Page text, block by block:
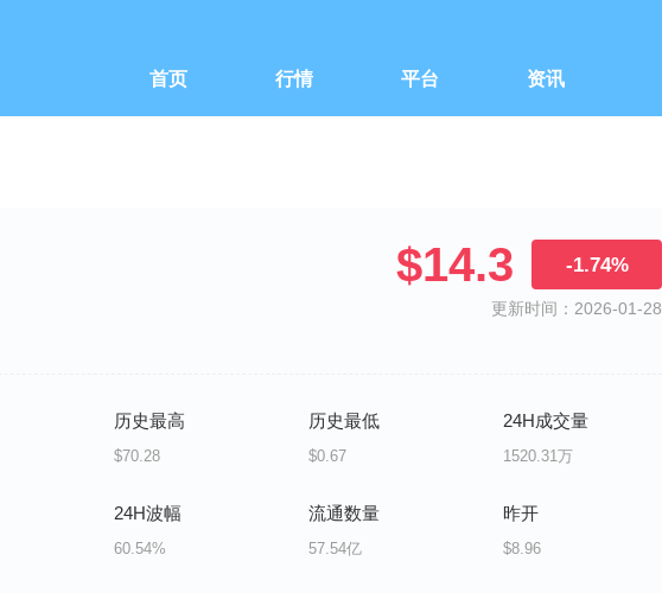
首页 行情 平台 资讯
$14.3 -1.74%
更新时间：2026-01-28
历史最高
$70.28
历史最低
$0.67
24H成交量
1520.31万
24H波幅
60.54%
流通数量
57.54亿
昨开
$8.96